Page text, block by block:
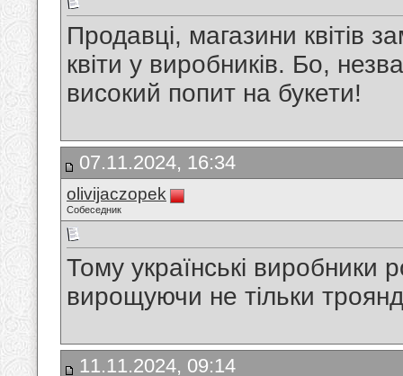
Продавці, магазини квітів
квіти у виробників. Бо,
високий попит на букети!
07.11.2024, 16:34
olivijaczopek
Собеседник
Тому українські
вирощуючи не тільки
11.11.2024, 09:14